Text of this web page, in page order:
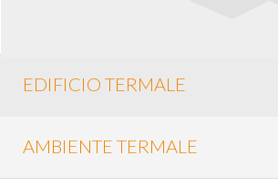
EDIFICIO TERMALE
AMBIENTE TERMALE